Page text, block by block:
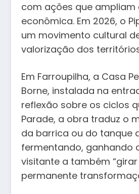
com ações que
econômica. Em 2026, o
um movimento cultural
valorização dos
Em Farroupilha, a Casa
Borne, instalada na
reflexão sobre os ciclos
Parade, a obra traduz o
da barrica ou do tanque
fermentando, ganhando
visitante a também
permanente